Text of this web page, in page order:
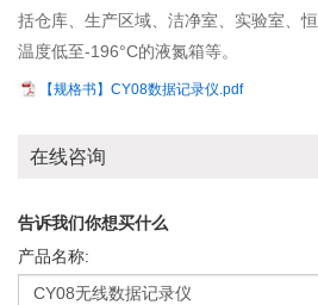
括仓库、生产区域、洁净室、实验室、
温度低至-196°C的液氮箱等。
【规格书】CY08数据记录仪.pdf
在线咨询
告诉我们你想买什么
产品名称: